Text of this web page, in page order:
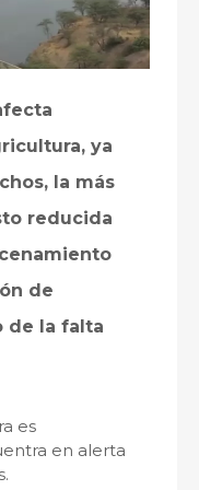
ya
la más
reducida
de
de la falta
es
en alerta